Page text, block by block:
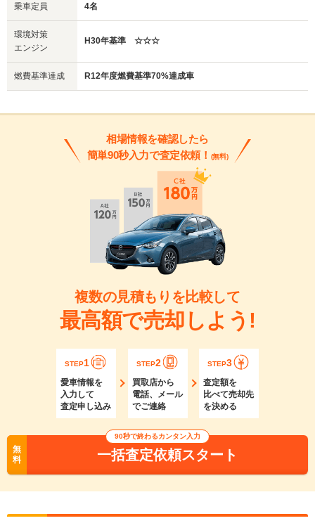
乗車定員 4名
環境対策
エンジン
H30年基準 ☆☆☆
燃費基準達成 R12年度燃費基準70%達成車
相場情報を確認したら
簡単90秒入力で査定依頼！ (無料)
複数の見積もりを比較して
最高額で売却しよう!
STEP1
愛車情報を
入力して
査定申し込み
STEP2
買取店から
電話、メール
でご連絡
STEP3
査定額を
比べて売却先
を決める
無
料
90秒で終わるカンタン入力
一括査定依頼スタート